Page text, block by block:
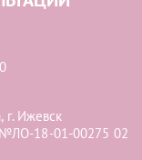
г. Ижевск
№ЛО-18-01-00275 02